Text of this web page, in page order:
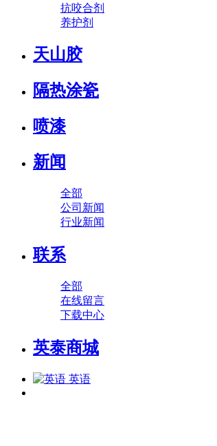
抗咬合剂
养护剂
天山胶
隔热涂瓷
喷漆
新闻
全部
公司新闻
行业新闻
联系
全部
在线留言
下载中心
英泰商城
英语